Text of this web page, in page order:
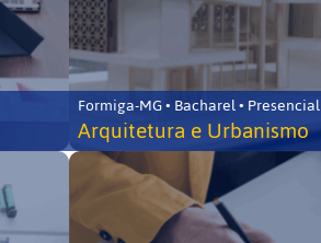
Formiga-MG • Bacharel • Presencial
Arquitetura e Urbanismo